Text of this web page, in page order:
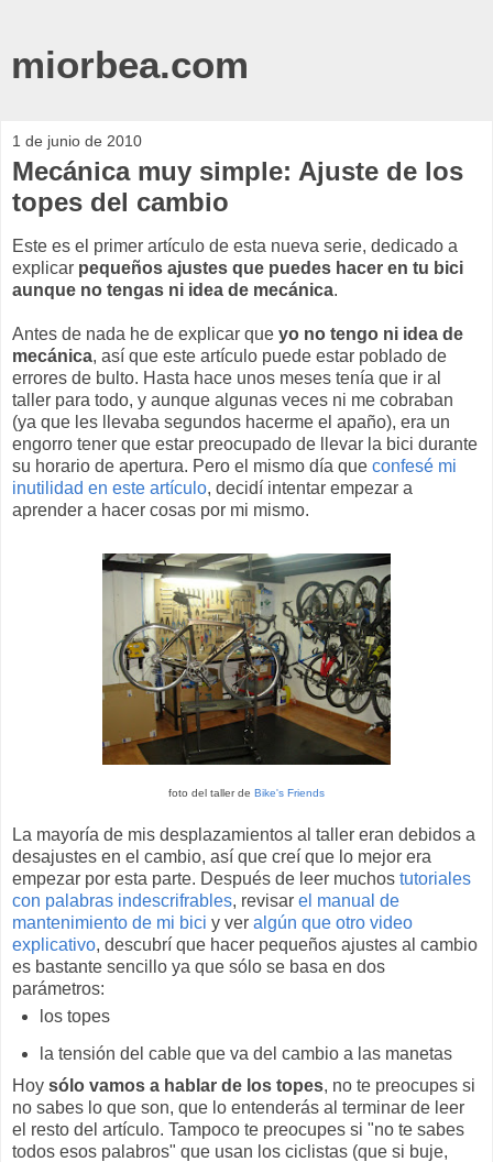
miorbea.com
1 de junio de 2010
Mecánica muy simple: Ajuste de los
topes del cambio
Este es el primer artículo de esta nueva serie, dedicado a
explicar pequeños ajustes que puedes hacer en tu bici
aunque no tengas ni idea de mecánica.
Antes de nada he de explicar que yo no tengo ni idea de
mecánica, así que este artículo puede estar poblado de
errores de bulto. Hasta hace unos meses tenía que ir al
taller para todo, y aunque algunas veces ni me cobraban
(ya que les llevaba segundos hacerme el apaño), era un
engorro tener que estar preocupado de llevar la bici durante
su horario de apertura. Pero el mismo día que confesé mi
inutilidad en este artículo, decidí intentar empezar a
aprender a hacer cosas por mi mismo.
foto del taller de Bike's Friends
La mayoría de mis desplazamientos al taller eran debidos a
desajustes en el cambio, así que creí que lo mejor era
empezar por esta parte. Después de leer muchos tutoriales
con palabras indescrifrables, revisar el manual de
mantenimiento de mi bici y ver algún que otro video
explicativo, descubrí que hacer pequeños ajustes al cambio
es bastante sencillo ya que sólo se basa en dos
parámetros:
los topes
la tensión del cable que va del cambio a las manetas
Hoy sólo vamos a hablar de los topes, no te preocupes si
no sabes lo que son, que lo entenderás al terminar de leer
el resto del artículo. Tampoco te preocupes si "no te sabes
todos esos palabros" que usan los ciclistas (que si buje,